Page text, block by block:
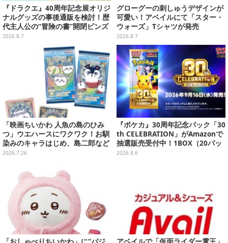
『ドラクエ』40周年記念展オリジ
ナルグッズの事後通販を検討！歴
代主人公の“冒険の書”開閉ピンズ
をはじめ、ユニークなＴシャツや
2026.8.7
グローグーの刺しゅうデザインが
可愛い！アベイルにて「スター・
ウォーズ」Tシャツが発売
2026.8.7
「映画ちいかわ 人魚の島のひみ
つ」ウエハースにワクワク！お馴
染みのキャラはじめ、島二郎など
セイレーン編カード全22種
2026.7.26
『ポケカ』30周年記念パック「30
th CELEBRATION」がAmazonで
抽選販売受付中！1BOX（20パッ
ク入り）
2026.8.6